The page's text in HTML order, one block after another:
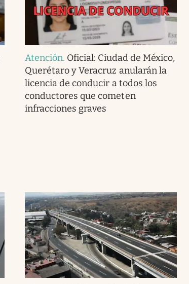
Atención. Oficial: Ciudad de México,
Querétaro y Veracruz anularán la
licencia de conducir a todos los
conductores que cometen
infracciones graves